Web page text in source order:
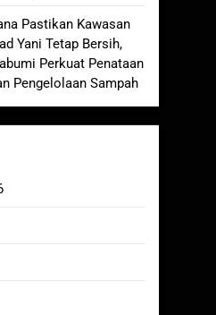
Pastikan Kawasan
Yani Tetap Bersih,
Perkuat Penataan
Pengelolaan Sampah